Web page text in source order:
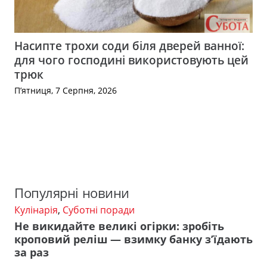
Насипте трохи соди біля дверей ванної:
для чого господині використовують цей
трюк
П’ятниця, 7 Серпня, 2026
Популярні новини
Кулінарія, Суботні поради
Не викидайте великі огірки: зробіть
кроповий реліш — взимку банку з’їдають
за раз